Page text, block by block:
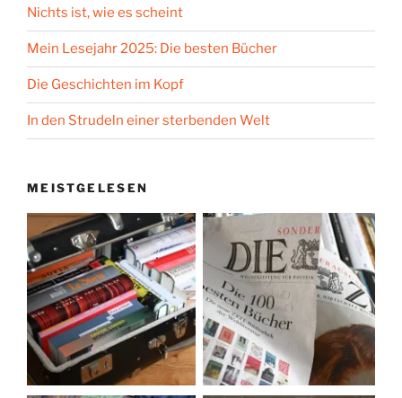
Nichts ist, wie es scheint
Mein Lesejahr 2025: Die besten Bücher
Die Geschichten im Kopf
In den Strudeln einer sterbenden Welt
MEISTGELESEN